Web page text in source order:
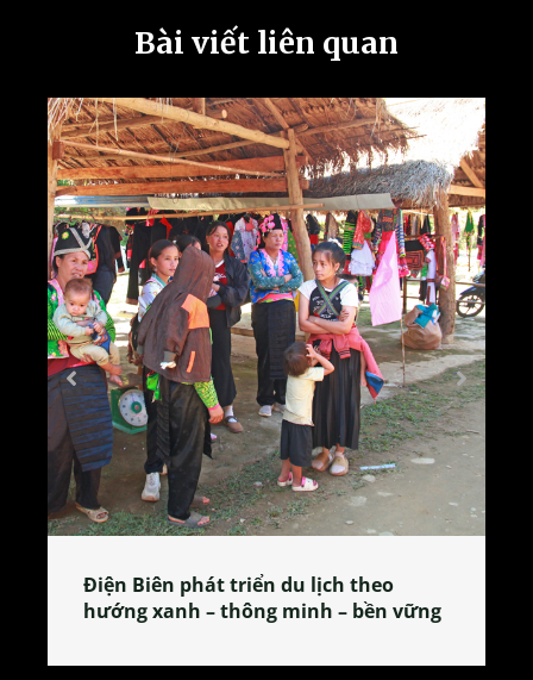
Bài viết liên quan
Làng làm bánh tẻ Phú Nhi – nơi lan
tỏa đặc sản xứ Đoài